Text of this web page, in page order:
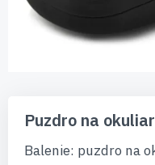
začiatok
galérie
obrázkov
Puzdro na
Balenie: puzdro na